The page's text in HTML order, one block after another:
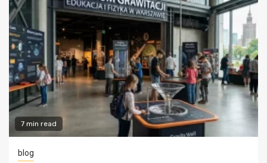
7 min read
blog